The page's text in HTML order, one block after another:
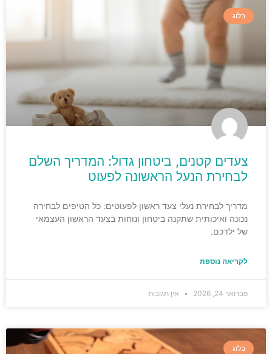
בלוג
צעדים קטנים, ביטחון גדול: המדריך השלם
לבחירת הנעל הראשונה לפעוט
מדריך לבחירת נעלי צעד ראשון לפעוטים: כל הטיפים לבחירה
נכונה ואיכותית שתקנה ביטחון ונוחות בצעד הראשון העצמאי
של ילדכם.
לקריאה נוספת
פברואר 24, 2026 אין תגובות
בלוג